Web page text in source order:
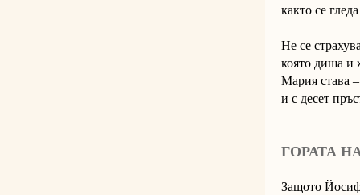
както се
Не се
която диша и
Мария става
и с десет
ГОРАТА
Защото